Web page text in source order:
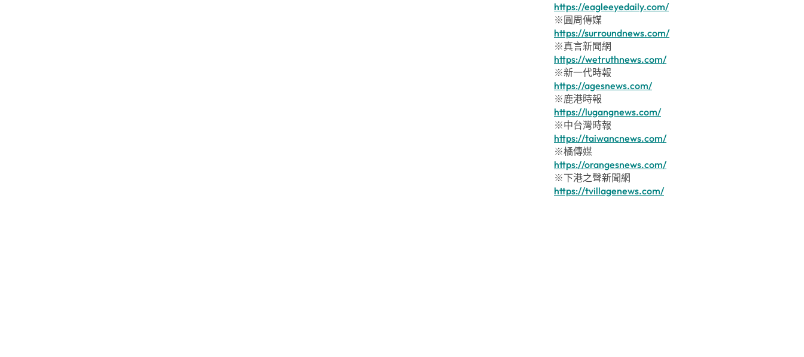
https://eagleeyedaily.com/
※圓周傳媒
https://surroundnews.com/
※真言新聞網
https://wetruthnews.com/
※新一代時報
https://agesnews.com/
※鹿港時報
https://lugangnews.com/
※中台灣時報
https://taiwancnews.com/
※橘傳媒
https://orangesnews.com/
※下港之聲新聞網
https://tvillagenews.com/